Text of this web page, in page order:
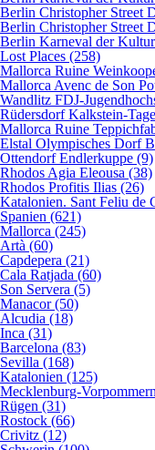
Berlin Christopher Street
Berlin Christopher Street
Berlin Karneval der
Lost Places (258)
Mallorca Ruine
Mallorca Avenc de Son
Wandlitz FDJ-
Rüdersdorf Kalkstein-
Mallorca Ruine
Elstal Olympisches Dorf
Ottendorf Endlerkuppe (9)
Rhodos Agia Eleousa (38)
Rhodos Profitis Ilias (26)
Katalonien. Sant Feliu de
Spanien (621)
Mallorca (245)
Artà (60)
Capdepera (21)
Cala Ratjada (60)
Son Servera (5)
Manacor (50)
Alcudia (18)
Inca (31)
Barcelona (83)
Sevilla (168)
Katalonien (125)
Mecklenburg-
Rügen (31)
Rostock (66)
Crivitz (12)